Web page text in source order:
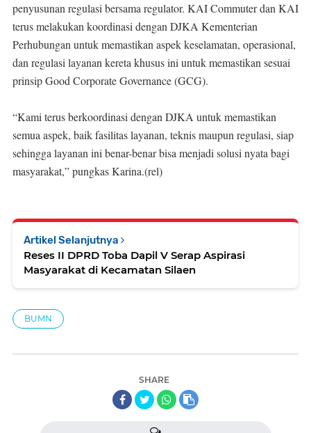
penyusunan regulasi bersama regulator. KAI Commuter dan KAI
terus melakukan koordinasi dengan DJKA Kementerian
Perhubungan untuk memastikan aspek keselamatan, operasional,
dan regulasi layanan kereta khusus ini untuk memastikan sesuai
prinsip Good Corporate Governance (GCG).
“Kami terus berkoordinasi dengan DJKA untuk memastikan
semua aspek, baik fasilitas layanan, teknis maupun regulasi, siap
sehingga layanan ini benar-benar bisa menjadi solusi nyata bagi
masyarakat,” pungkas Karina.(rel)
Artikel Selanjutnya
Reses II DPRD Toba Dapil V Serap Aspirasi
Masyarakat di Kecamatan Silaen
BUMN
SHARE